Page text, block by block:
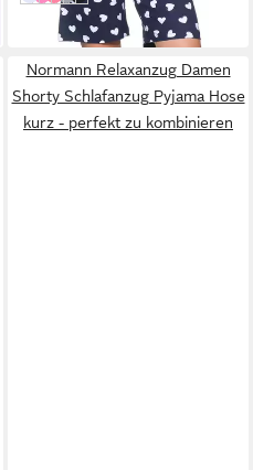
Normann Relaxanzug Damen
Shorty Schlafanzug Pyjama Hose
kurz - perfekt zu kombinieren